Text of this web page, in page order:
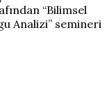
“Bilimsel
Analizi” semineri